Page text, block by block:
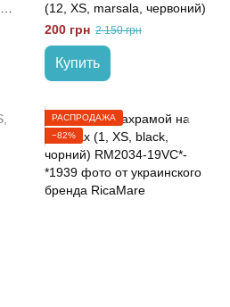
(12, XS, marsala, червоний)
200 грн 2 150 грн
Купить
РАСПРОДАЖА
−82%